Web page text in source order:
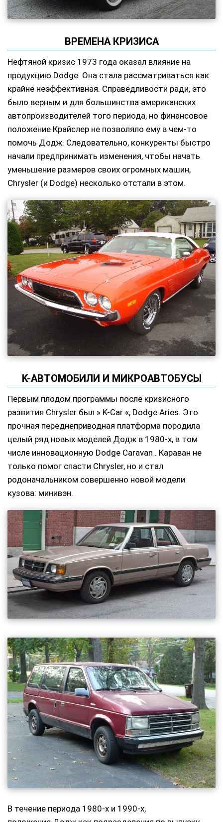
ВРЕМЕНА КРИЗИСА
Нефтяной кризис 1973 года оказал влияние на
продукцию Dodge. Она стала рассматриваться как
крайне неэффективная. Справедливости ради, это
было верным и для большинства американских
автопроизводителей того периода, но финансовое
положение Крайслер не позволяло ему в чем-то
помочь Додж. Следовательно, конкуренты быстро
начали предпринимать изменения, чтобы начать
уменьшение размеров своих огромных машин,
Chrysler (и Dodge) несколько отстали в этом.
K-АВТОМОБИЛИ И МИКРОАВТОБУСЫ
Первым плодом программы после кризисного
развития Chrysler был » K-Car «, Dodge Aries. Это
прочная переднеприводная платформа породила
целый ряд новых моделей Додж в 1980-х, в том
числе инновационную Dodge Caravan . Караван не
только помог спасти Chrysler, но и стал
родоначальником совершенно новой модели
кузова: минивэн.
В течение периода 1980-х и 1990-х,